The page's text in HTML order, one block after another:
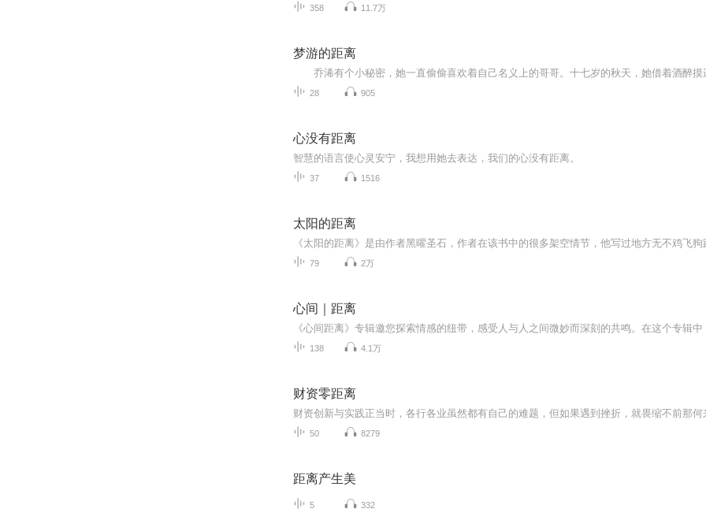
358 11.7万
梦游的距离
28 905
心没有距离
智慧的语言使心灵安宁，我想用她去表达，我们的心没有距离。
37 1516
太阳的距离
79 2万
心间｜距离
138 4.1万
财资零距离
50 8279
距离产生美
5 332